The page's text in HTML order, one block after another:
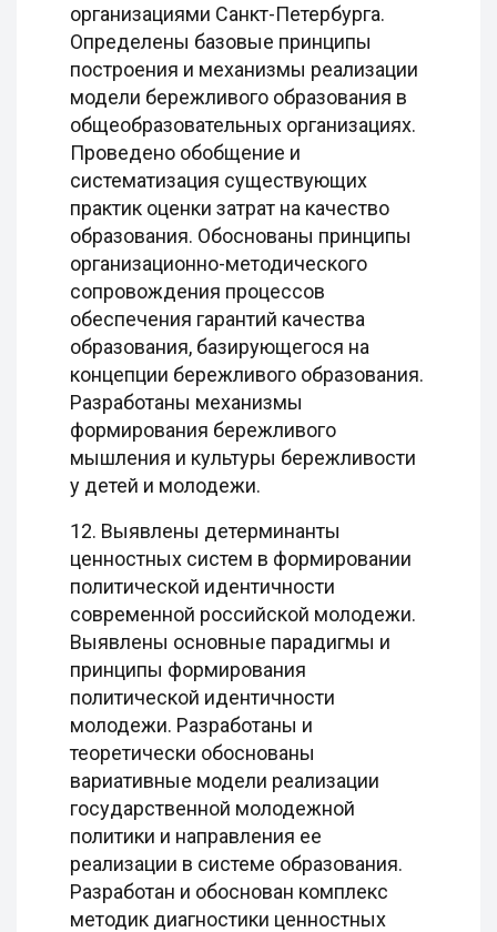
организациями Санкт-Петербурга.
Определены базовые принципы
построения и механизмы реализации
модели бережливого образования в
общеобразовательных организациях.
Проведено обобщение и
систематизация существующих
практик оценки затрат на качество
образования. Обоснованы принципы
организационно-методического
сопровождения процессов
обеспечения гарантий качества
образования, базирующегося на
концепции бережливого образования.
Разработаны механизмы
формирования бережливого
мышления и культуры бережливости
у детей и молодежи.
12. Выявлены детерминанты
ценностных систем в формировании
политической идентичности
современной российской молодежи.
Выявлены основные парадигмы и
принципы формирования
политической идентичности
молодежи. Разработаны и
теоретически обоснованы
вариативные модели реализации
государственной молодежной
политики и направления ее
реализации в системе образования.
Разработан и обоснован комплекс
методик диагностики ценностных